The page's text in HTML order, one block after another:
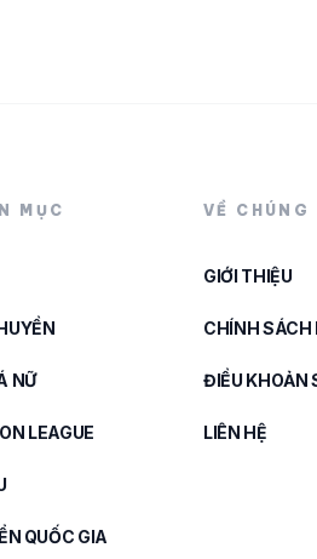
MỤC
NỮ
LEAGUE
QUỐC GIA
VỀ CHÚNG
GIỚI THIỆU
CHÍNH SÁCH
ĐIỀU KHOẢN
LIÊN HỆ